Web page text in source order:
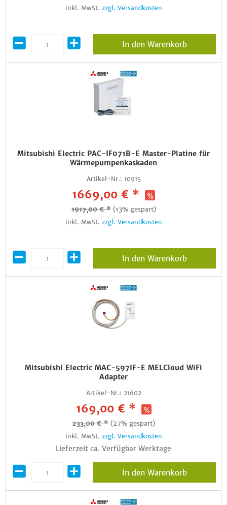
inkl. MwSt. zzgl. Versandkosten
In den Warenkorb
Mitsubishi Electric PAC-IF071B-E Master-Platine für
Wärmepumpenkaskaden
Artikel-Nr.: 10915
1669,00 € *
1917,00 € * (13% gespart)
inkl. MwSt. zzgl. Versandkosten
In den Warenkorb
Mitsubishi Electric MAC-597IF-E MELCloud WiFi
Adapter
Artikel-Nr.: 21602
169,00 € *
233,00 € * (27% gespart)
inkl. MwSt. zzgl. Versandkosten
Lieferzeit ca. Verfügbar Werktage
In den Warenkorb